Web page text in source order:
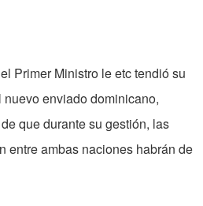
Primer Ministro le etc tendió su
enviado dominicano,
que durante su gestión, las
entre ambas naciones habrán de